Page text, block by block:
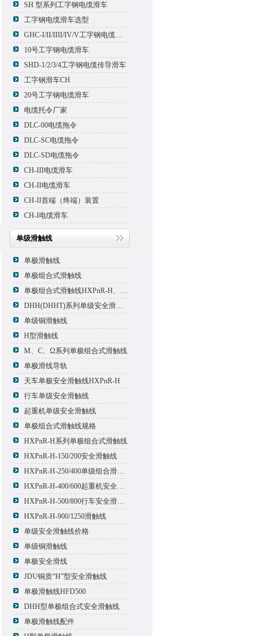
SH 型系列工字钢电缆滑车
工字钢电缆滑车选型
GHC-I/II/IIII/IV/V工字钢电缆滑车
10号工字钢电缆滑车
SHD-1/2/3/4工字钢电缆传导滑车
工字钢滑车CH
20号工字钢电缆滑车
电缆托令厂家
DLC-00电缆拖令
DLC-SC电缆拖令
DLC-SD电缆拖令
CH-III电缆滑车
CH-II电缆滑车
CH-II首端（终端）装置
CH-I电缆滑车
单级滑触线
单极滑触线
单极组合式滑触线
单极组合式滑触线HXPnR-H、HXPnR-H8 、HXPnR-HT
DHH(DHHT)系列单级安全滑触线
单级铜滑触线
H型滑触线
M、C、Ω系列单极组合式滑触线
单极滑线导轨
天车单极安全滑触线HXPnR-H
行车单级安全滑触线
起重机单级安全滑触线
单极组合式滑触线规格
HXPnR-H系列单极组合式滑触线
HXPnR-H-150/200安全滑触线
HXPnR-H-250/400单级组合滑触线
HXPnR-H-400/600起重机安全滑触线
HXPnR-H-500/800行车安全滑触线
HXPnR-H-900/1250滑触线
单级安全滑触线价格
单级铜滑触线
单极安全滑线
JDU铜质“H”型安全滑触线
单极滑触线HFD500
DHH型单极组合式安全滑触线
单极滑触线配件